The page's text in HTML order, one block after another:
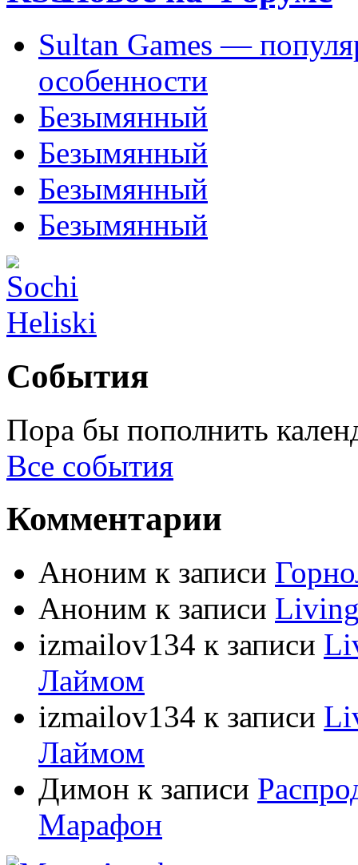
Sultan Games —
особенности
Безымянный
Безымянный
Безымянный
Безымянный
События
Пора бы пополнить
Все события
Комментарии
Аноним к записи
Аноним к записи
izmailov134 к записи
Лаймом
izmailov134 к записи
Лаймом
Димон к записи
Марафон